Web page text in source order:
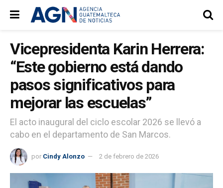
Vicepresidenta Karin Herrera:
“Este gobierno está dando
pasos significativos para
mejorar las escuelas”
El acto inaugural del ciclo escolar 2026 se llevó a
cabo en el departamento de San Marcos.
por Cindy Alonzo 2 de febrero de 2026